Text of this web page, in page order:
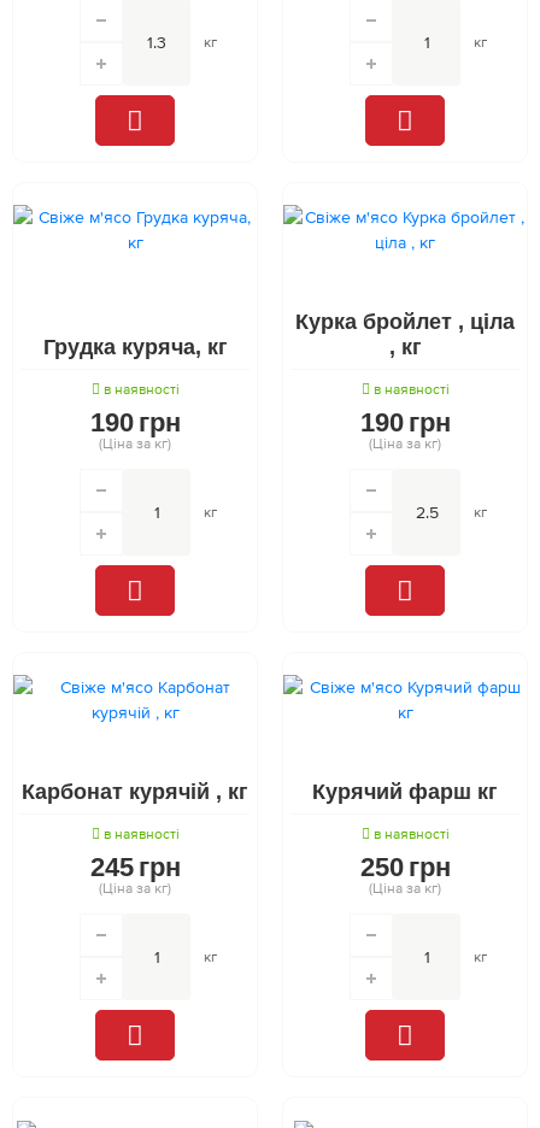
кг кг
Грудка куряча, кг
в наявності
190 грн
(Ціна за кг)
кг
Курка бройлет , ціла
, кг
в наявності
190 грн
(Ціна за кг)
кг
Карбонат курячій , кг
в наявності
245 грн
(Ціна за кг)
кг
Курячий фарш кг
в наявності
250 грн
(Ціна за кг)
кг